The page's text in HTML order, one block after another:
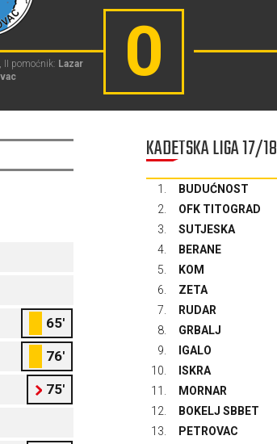
0
, II pomoćnik: Lazar
65'
76'
75'
KADETSKA LIGA 17/18
1. BUDUĆNOST
2.
OFK TITOGRAD
3.
SUTJESKA
4.
BERANE
5.
KOM
6.
ZETA
7.
RUDAR
8.
GRBALJ
9.
IGALO
10.
ISKRA
11.
MORNAR
12.
BOKELJ SBBET
13.
PETROVAC